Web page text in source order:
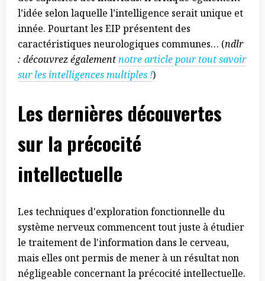
l’idée selon laquelle l’intelligence serait unique et
innée. Pourtant les EIP présentent des
caractéristiques neurologiques communes… (ndlr
: découvrez égalementnotre article pour tout savoir
sur les intelligences multiples !)
Les dernières découvertes
sur la précocité
intellectuelle
Les techniques d'exploration fonctionnelle du
système nerveux commencent tout juste à étudier
le traitement de l'information dans le cerveau,
mais elles ont permis de mener à un résultat non
négligeable concernant la précocité intellectuelle.